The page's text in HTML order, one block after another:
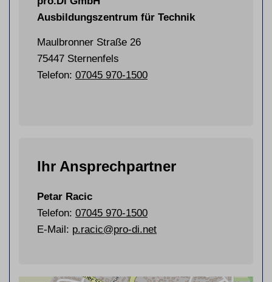
Ausbildungszentrum für Technik
Maulbronner Straße 26
75447 Sternenfels
Telefon: 07045 970-1500
Ihr Ansprechpartner
Petar Racic
Telefon: 07045 970-1500
E-Mail: p.racic@pro-di.net